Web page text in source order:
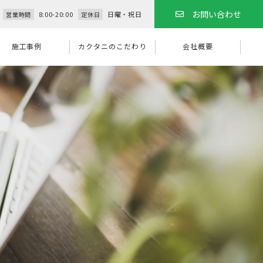
営業時間 8:00-20:00 定休日 日曜・祝日 お問い合わせ
施工事例 カクタニのこだわり 会社概要